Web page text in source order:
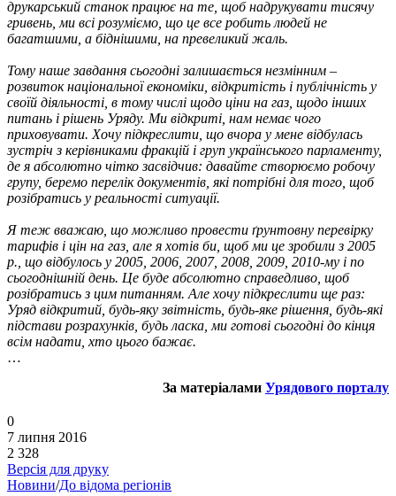
друкарський станок працює на те, щоб надрукувати тисячу
гривень, ми всі розуміємо, що це все робить людей не
багатшими, а біднішими, на превеликий жаль.
Тому наше завдання сьогодні залишається незмінним –
розвиток національної економіки, відкритість і публічність у
своїй діяльності, в тому числі щодо ціни на газ, щодо інших
питань і рішень Уряду. Ми відкриті, нам немає чого
приховувати. Хочу підкреслити, що вчора у мене відбулась
зустріч з керівниками фракцій і груп українського парламенту,
де я абсолютно чітко засвідчив: давайте створюємо робочу
групу, беремо перелік документів, які потрібні для того, щоб
розібратись у реальності ситуації.
Я теж вважаю, що можливо провести ґрунтовну перевірку
тарифів і цін на газ, але я хотів би, щоб ми це зробили з 2005
р., що відбулось у 2005, 2006, 2007, 2008, 2009, 2010-му і по
сьогоднішній день. Це буде абсолютно справедливо, щоб
розібратись з цим питанням. Але хочу підкреслити ще раз:
Уряд відкритий, будь-яку звітність, будь-яке рішення, будь-які
підстави розрахунків, будь ласка, ми готові сьогодні до кінця
всім надати, хто цього бажає.
…
За матеріалами Урядового порталу
0
7 липня 2016
2 328
Версія для друку
Новини/До відома регіонів